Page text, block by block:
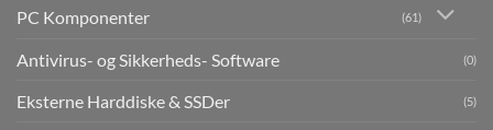
PC Komponenter (61)
Antivirus- og Sikkerheds- Software (0)
Eksterne Harddiske & SSDer (5)